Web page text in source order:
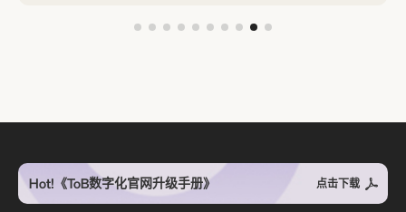
Hot!《ToB数字化官网升级手册》 点击下载